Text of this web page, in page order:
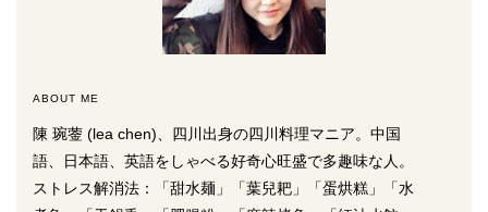
ABOUT ME
陳 琬蓥 (lea chen)、四川出身の四川料理マニア。中国
語、日本語、英語をしゃべる好奇心旺盛で多趣味な人。
ストレス解消法：「甜水麺」「葉兒耙」「蛋烘糕」「水